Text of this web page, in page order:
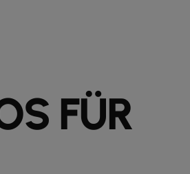
FÜR